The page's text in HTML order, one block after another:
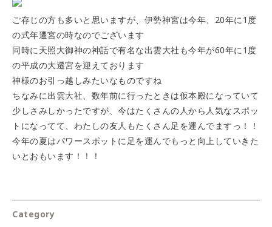
ご存じの方も多いと思いますが、伊勢神宮は今年、20年に1度
の式年遷宮の時なのでございます
同時に天照大御神の神話で有名な出雲大社も今年が60年に1度
の平成の大遷宮を迎えております
神様のお引っ越しみたいなものですね
ちなみに出雲大社、数年前に行ったときは仮本殿になっていて
少しさみしかったですが、今はたくさんの人から人気なスポッ
トになってて、わたしの友人もたくさん足を運んでますっ！！
今年の夏はパワースポットに足を運んでもっと向上していきた
いとおもいます！！！
Category